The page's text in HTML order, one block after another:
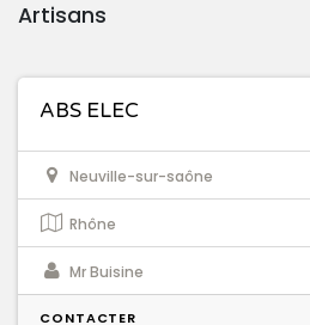
Artisans
ABS ELEC
Neuville-sur-saône
Rhône
Mr Buisine
CONTACTER